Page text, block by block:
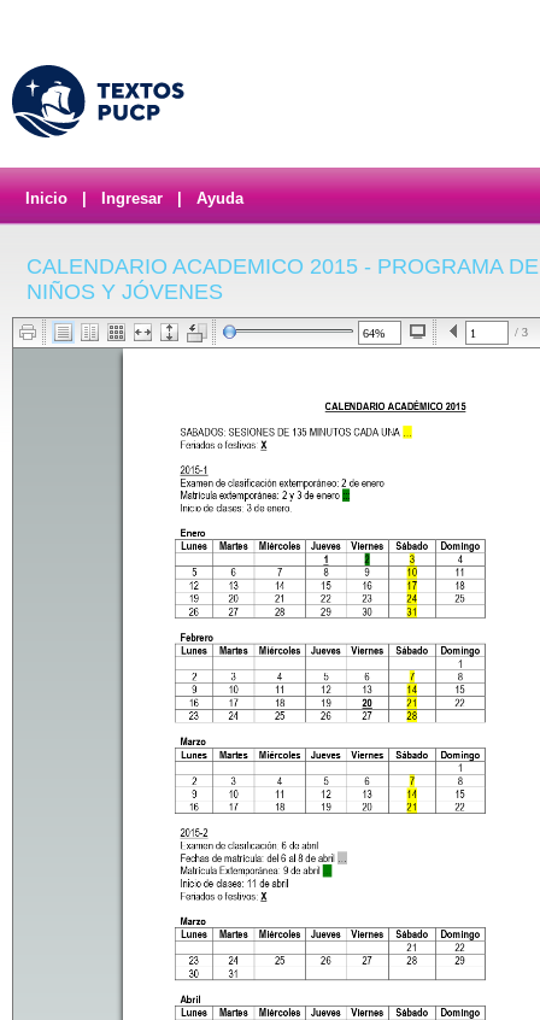
Inicio Ingresar Ayuda
CALENDARIO ACADEMICO 2015 - PROGRAMA
NIÑOS Y JÓVENES
/ 3